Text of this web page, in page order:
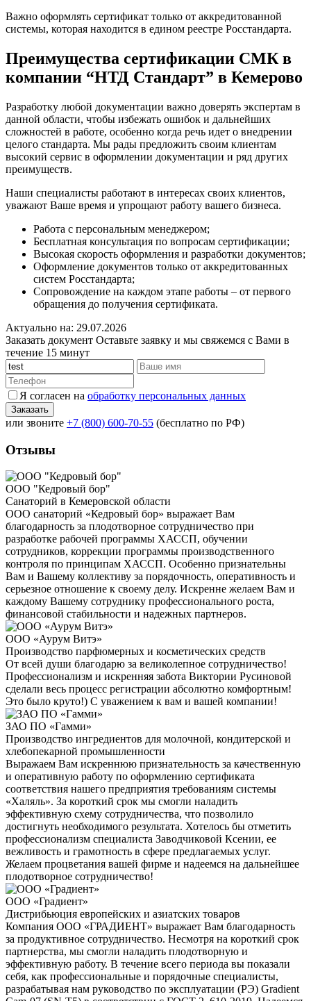
Важно оформлять сертификат только от аккредитованной
системы, которая находится в едином реестре Росстандарта.
Преимущества сертификации СМК в
компании “НТД Стандарт” в Кемерово
Разработку любой документации важно доверять экспертам в
данной области, чтобы избежать ошибок и дальнейших
сложностей в работе, особенно когда речь идет о внедрении
целого стандарта. Мы рады предложить своим клиентам
высокий сервис в оформлении документации и ряд других
преимуществ.
Наши специалисты работают в интересах своих клиентов,
уважают Ваше время и упрощают работу вашего бизнеса.
Работа с персональным менеджером;
Бесплатная консультация по вопросам сертификации;
Высокая скорость оформления и разработки документов;
Оформление документов только от аккредитованных
систем Росстандарта;
Сопровождение на каждом этапе работы – от первого
обращения до получения сертификата.
Актуально на: 29.07.2026
Заказать документ Оставьте заявку и мы свяжемся с Вами в
течение 15 минут
Я согласен на обработку персональных данных
или звоните +7 (800) 600-70-55 (бесплатно по РФ)
Отзывы
ООО "Кедровый бор"
Санаторий в Кемеровской области
ООО санаторий «Кедровый бор» выражает Вам
благодарность за плодотворное сотрудничество при
разработке рабочей программы ХАССП, обучении
сотрудников, коррекции программы производственного
контроля по принципам ХАССП. Особенно признательны
Вам и Вашему коллективу за порядочность, оперативность и
серьезное отношение к своему делу. Искренне желаем Вам и
каждому Вашему сотруднику профессионального роста,
финансовой стабильности и надежных партнеров.
ООО «Аурум Витэ»
Производство парфюмерных и косметических средств
От всей души благодарю за великолепное сотрудничество!
Профессионализм и искренняя забота Виктории Русиновой
сделали весь процесс регистрации абсолютно комфортным!
Это было круто!) С уважением к вам и вашей компании!
ЗАО ПО «Гамми»
Производство ингредиентов для молочной, кондитерской и
хлебопекарной промышленности
Выражаем Вам искреннюю признательность за качественную
и оперативную работу по оформлению сертификата
соответствия нашего предприятия требованиям системы
«Халяль». За короткий срок мы смогли наладить
эффективную схему сотрудничества, что позволило
достигнуть необходимого результата. Хотелось бы отметить
профессионализм специалиста Заводчиковой Ксении, ее
вежливость и грамотность в сфере предлагаемых услуг.
Желаем процветания вашей фирме и надеемся на дальнейшее
плодотворное сотрудничество!
ООО «Градиент»
Дистрибьюция европейских и азиатских товаров
Компания ООО «ГРАДИЕНТ» выражает Вам благодарность
за продуктивное сотрудничество. Несмотря на короткий срок
партнерства, мы смогли наладить плодотворную и
эффективную работу. В течение всего периода вы показали
себя, как профессиональные и порядочные специалисты,
разрабатывая нам руководство по эксплуатации (РЭ) Gradient